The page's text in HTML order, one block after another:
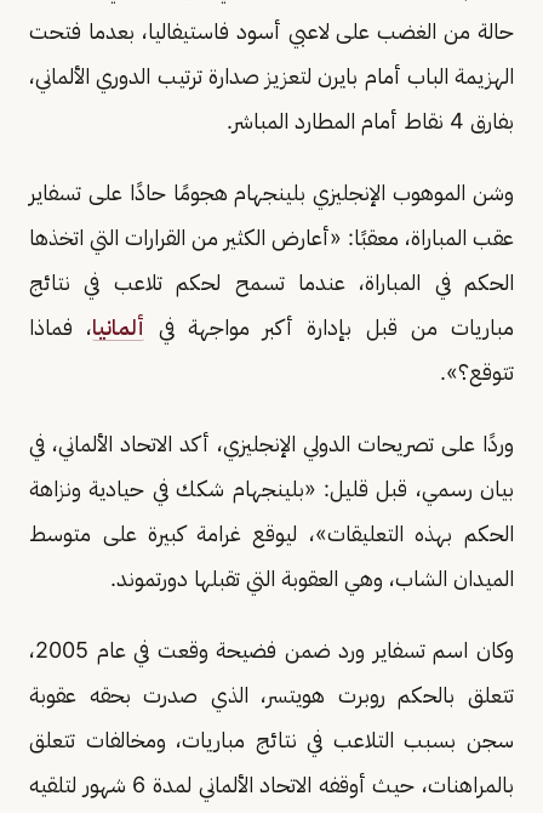
حالة من الغضب على لاعبي أسود فاستيفاليا، بعدما فتحت
الهزيمة الباب أمام بايرن لتعزيز صدارة ترتيب الدوري الألماني،
بفارق 4 نقاط أمام المطارد المباشر.
وشن الموهوب الإنجليزي بلينجهام هجومًا حادًا على تسفاير
عقب المباراة، معقبًا: «أعارض الكثير من القرارات التي اتخذها
الحكم في المباراة، عندما تسمح لحكم تلاعب في نتائج
مباريات من قبل بإدارة أكبر مواجهة في ألمانيا، فماذا
تتوقع؟».
وردًا على تصريحات الدولي الإنجليزي، أكد الاتحاد الألماني، في
بيان رسمي، قبل قليل: «بلينجهام شكك في حيادية ونزاهة
الحكم بهذه التعليقات»، ليوقع غرامة كبيرة على متوسط
الميدان الشاب، وهي العقوبة التي تقبلها دورتموند.
وكان اسم تسفاير ورد ضمن فضيحة وقعت في عام 2005،
تتعلق بالحكم روبرت هويتسر، الذي صدرت بحقه عقوبة
سجن بسبب التلاعب في نتائج مباريات، ومخالفات تتعلق
بالمراهنات، حيث أوقفه الاتحاد الألماني لمدة 6 شهور لتلقيه